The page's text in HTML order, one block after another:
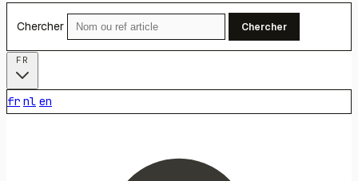
Chercher Chercher
fr nl en